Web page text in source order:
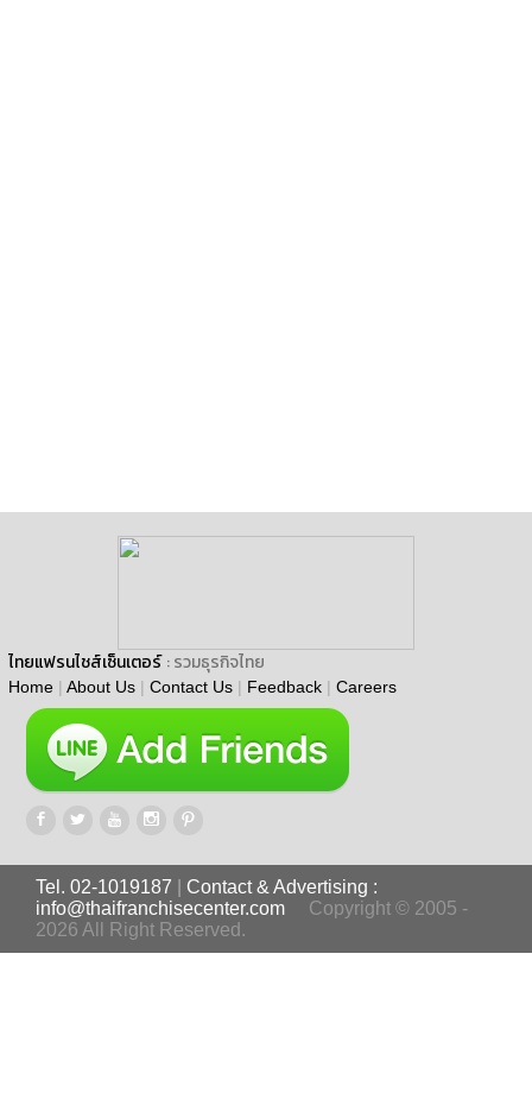
ไทยแฟรนไชส์เซ็นเตอร์ : รวมธุรกิจไทย
Home | About Us | Contact Us | Feedback | Careers
Tel. 02-1019187
Contact & Advertising :
info@thaifranchisecenter.com
Copyright © 2005 -
2026 All Right Reserved.